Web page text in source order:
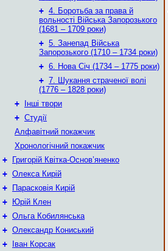
+ 4. Боротьба за права й
вольності Війська Запорозького
(1681 – 1709 роки)
+ 5. Занепад Війська
Запорозького (1710 – 1734 роки)
+ 6. Нова Січ (1734 – 1775 роки)
+ 7. Шукання страченої волі
(1776 – 1828 роки)
+
Інші твори
+ Студії
Алфавітний покажчик
Хронологічний покажчик
+
Григорій Квітка-Основ’яненко
+ Олекса Кирій
+
Парасковія Кирій
+
Юрій Клен
+ Ольга Кобилянська
+ Олександр Кониський
+
Іван Корсак